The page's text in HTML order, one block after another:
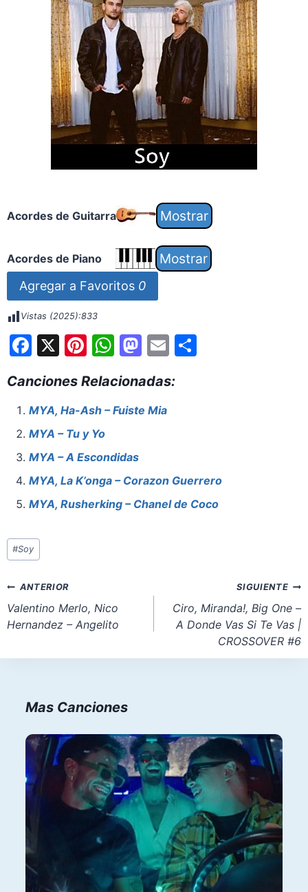
Acordes de Guitarra
Acordes de Piano
Agregar a Favoritos 0
Vistas (2025):833
F
c
e
b
o
o
k
X Pi
er
e
st
W
at
s
p
p
M
st
o
n
E
ai
S
Canciones Relacionadas:
MYA, Ha-Ash – Fuiste Mia
MYA – Tu y Yo
MYA – A Escondidas
MYA, La K’onga – Corazon Guerrero
MYA, Rusherking – Chanel de Coco
Etiquetas
de
entrada:
#Soy
Navegación
de
entradas
ANTERIOR
Valentino Merlo, Nico
Hernandez – Angelito
SIGUIENTE
Ciro, Miranda!, Big One –
A Donde Vas Si Te Vas |
CROSSOVER #6
Mas Canciones